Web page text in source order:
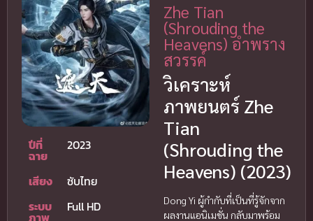
ปีที่
ฉาย
2023
เสียง
ซับไทย
ระบบ
ภาพ
Full HD
Zhe Tian
(Shrouding the
Heavens) อำพราง
สวรรค์
วิเคราะห์
ภาพยนตร์ Zhe
Tian
(Shrouding the
Heavens) (2023)
Dong Yi ผู้กำกับที่เป็นที่รู้จักจาก
ผลงานแอนิเมชั่น กลับมาพร้อม